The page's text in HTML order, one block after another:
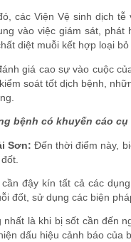
các Viện Vệ sinh dịch
vào việc giám sát,
diệt muỗi kết hợp loại
giá cao sự vào cuộc
soát tốt dịch bệnh,
bệnh có khuyến cáo
Sơn: Đến thời điểm này,
đậy kín tất cả các
đốt, sử dụng các biện
nhất là khi bị sốt cần đến
dấu hiệu cảnh báo của